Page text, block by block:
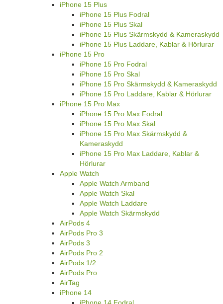
iPhone 15 Plus
iPhone 15 Plus Fodral
iPhone 15 Plus Skal
iPhone 15 Plus Skärmskydd & Kameraskydd
iPhone 15 Plus Laddare, Kablar & Hörlurar
iPhone 15 Pro
iPhone 15 Pro Fodral
iPhone 15 Pro Skal
iPhone 15 Pro Skärmskydd & Kameraskydd
iPhone 15 Pro Laddare, Kablar & Hörlurar
iPhone 15 Pro Max
iPhone 15 Pro Max Fodral
iPhone 15 Pro Max Skal
iPhone 15 Pro Max Skärmskydd &
Kameraskydd
iPhone 15 Pro Max Laddare, Kablar &
Hörlurar
Apple Watch
Apple Watch Armband
Apple Watch Skal
Apple Watch Laddare
Apple Watch Skärmskydd
AirPods 4
AirPods Pro 3
AirPods 3
AirPods Pro 2
AirPods 1/2
AirPods Pro
AirTag
iPhone 14